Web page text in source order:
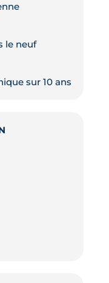
le neuf
sur 10 ans